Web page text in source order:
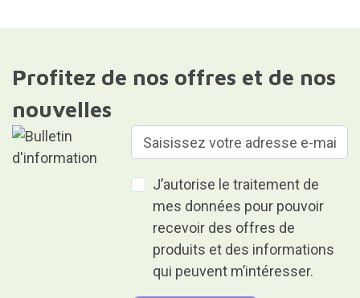
Profitez de nos offres et de nos
nouvelles
J’autorise le traitement de
mes données pour pouvoir
recevoir des offres de
produits et des informations
qui peuvent m’intéresser.